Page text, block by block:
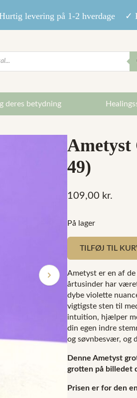
levering på 1-2 hverdage ✓
deres betydning
Ametyst
49)
109,00 kr.
På lager
TILFØJ TIL
Ametyst er en af
årtusinder har
dybe violette
vigtigste sten til
intuition, hjælper
din egen indre
og søvnbesvær, og
Denne Ametyst
grotten på billedet
Prisen er for den